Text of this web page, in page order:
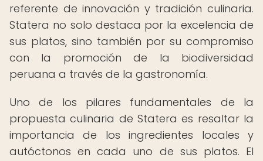
referente de innovación y tradición culinaria.
Statera no solo destaca por la excelencia de
sus platos, sino también por su compromiso
con la promoción de la biodiversidad
peruana a través de la gastronomía.
Uno de los pilares fundamentales de la
propuesta culinaria de Statera es resaltar la
importancia de los ingredientes locales y
autóctonos en cada uno de sus platos. El